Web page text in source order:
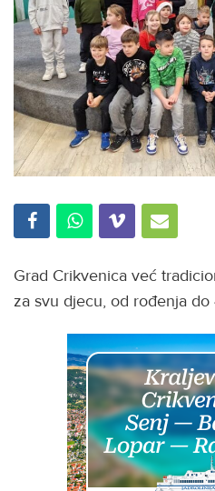
Grad Crikvenica već
za svu djecu, od rođenja